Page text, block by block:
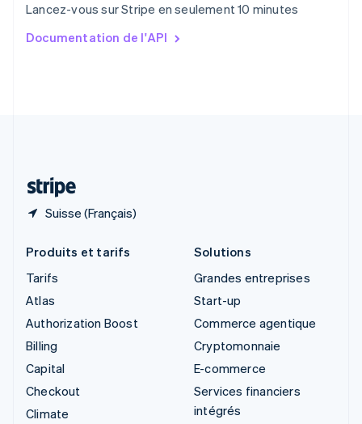
Lancez-vous sur Stripe en seulement 10 minutes
Documentation de l'API
Suisse (Français)
English简体中文
English
Produits et tarifs
Tarifs
Atlas
Authorization Boost
Billing
Capital
Checkout
Climate
Solutions
Grandes entreprises
Start-up
Commerce agentique
Cryptomonnaie
E-commerce
Services financiers
intégrés